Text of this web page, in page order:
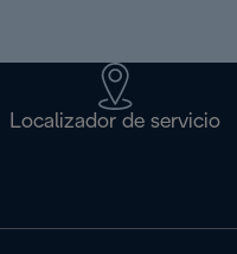
Localizador de servicio